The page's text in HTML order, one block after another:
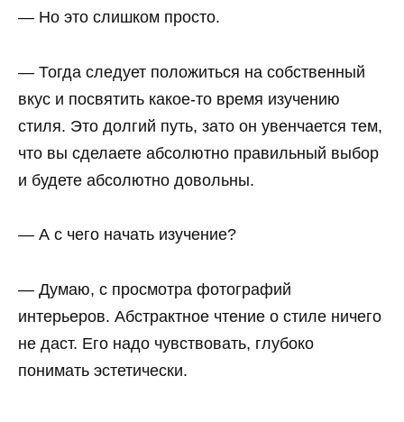
— Но это слишком просто.
— Тогда следует положиться на собственный
вкус и посвятить какое-то время изучению
стиля. Это долгий путь, зато он увенчается тем,
что вы сделаете абсолютно правильный выбор
и будете абсолютно довольны.
— А с чего начать изучение?
— Думаю, с просмотра фотографий
интерьеров. Абстрактное чтение о стиле ничего
не даст. Его надо чувствовать, глубоко
понимать эстетически.